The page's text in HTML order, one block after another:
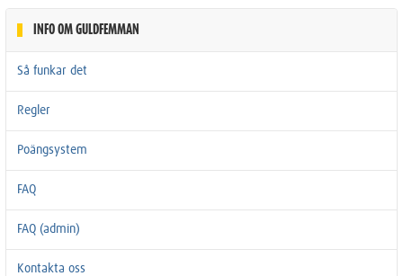
INFO OM GULDFEMMAN
Så funkar det
Regler
Poängsystem
FAQ
FAQ (admin)
Kontakta oss